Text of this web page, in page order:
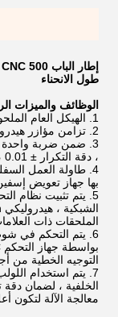
طول الانحناء
الوظائف والميزات
1. الهيكل العام الملحوم والمعالجة.
2. تزامن مؤازر هيدروليكي تناسبي ، يضمن الدقة المتكررة.
3. ضمن ضربة
، دقة التكرار ± 0.01 ، التوازي 0.02.
4. طاولة العمل
بها جهاز تعويض
الملحقات ذات
التوجيه الخطية من
7. يتم استخدام
الخلفية ، لضمان
معالجة الآلة لتكون